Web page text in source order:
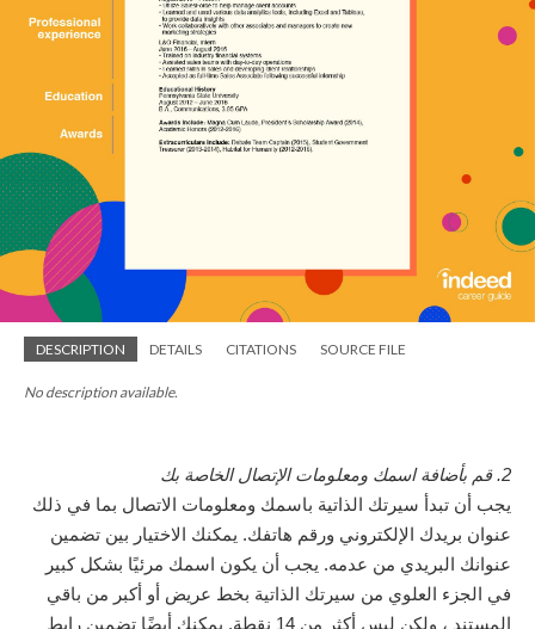
DESCRIPTION DETAILS CITATIONS SOURCE FILE
No description available.
2. قم بأضافة اسمك ومعلومات الإتصال الخاصة بك
يجب أن تبدأ سيرتك الذاتية باسمك ومعلومات الاتصال بما في ذلك
عنوان بريدك الإلكتروني ورقم هاتفك. يمكنك الاختيار بين تضمين
عنوانك البريدي من عدمه. يجب أن يكون اسمك مرئيًا بشكل كبير
في الجزء العلوي من سيرتك الذاتية بخط عريض أو أكبر من باقي
المستند ، ولكن ليس أكثر من 14 نقطة. يمكنك أيضًا تضمين رابط